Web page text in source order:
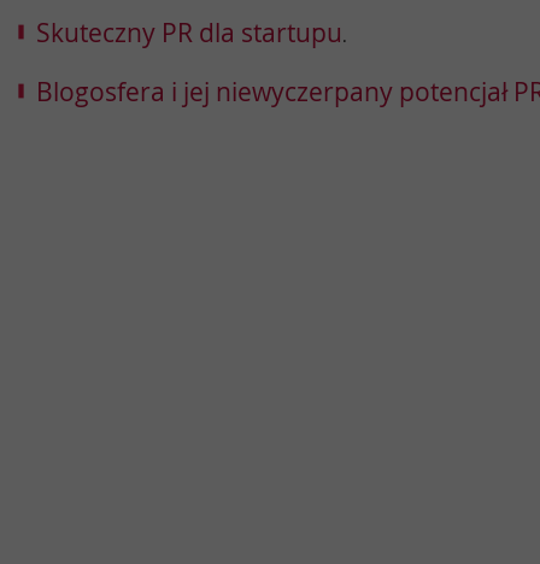
Skuteczny PR dla startupu.
Blogosfera i jej niewyczerpany potencjał